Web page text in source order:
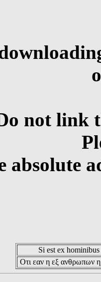
not link
absolute
Si est ex
Οτι εαν η εξ ανθρωπων η